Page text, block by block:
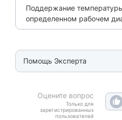
Поддержание
определенном рабочем
Помощь Эксперта
Оцените вопрос
Только для
зарегистрированных
пользователей